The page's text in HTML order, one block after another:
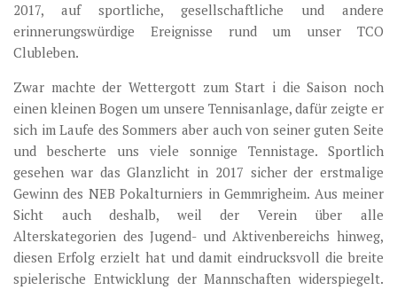
2017, auf sportliche, gesellschaftliche und andere
erinnerungswürdige Ereignisse rund um unser TCO
Clubleben.
Zwar machte der Wettergott zum Start i die Saison noch
einen kleinen Bogen um unsere Tennisanlage, dafür zeigte er
sich im Laufe des Sommers aber auch von seiner guten Seite
und bescherte uns viele sonnige Tennistage. Sportlich
gesehen war das Glanzlicht in 2017 sicher der erstmalige
Gewinn des NEB Pokalturniers in Gemmrigheim. Aus meiner
Sicht auch deshalb, weil der Verein über alle
Alterskategorien des Jugend- und Aktivenbereichs hinweg,
diesen Erfolg erzielt hat und damit eindrucksvoll die breite
spielerische Entwicklung der Mannschaften widerspiegelt.